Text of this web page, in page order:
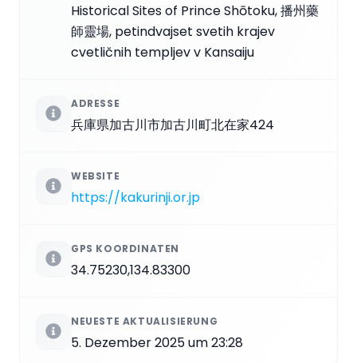
Historical Sites of Prince Shōtoku, 播州藥
師靈場, petindvajset svetih krajev
cvetličnih templjev v Kansaiju
ADRESSE
兵庫県加古川市加古川町北在家424
WEBSITE
https://kakurinji.or.jp
GPS KOORDINATEN
34.75230,134.83300
NEUESTE AKTUALISIERUNG
5. Dezember 2025 um 23:28